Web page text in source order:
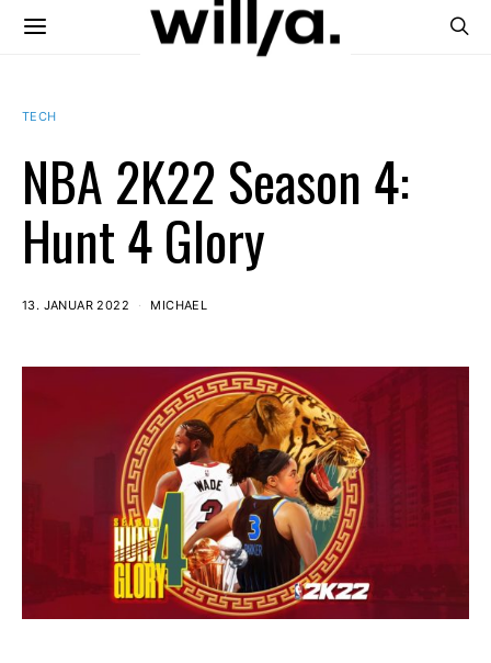
TECH
NBA 2K22 Season 4:
Hunt 4 Glory
13. JANUAR 2022 MICHAEL